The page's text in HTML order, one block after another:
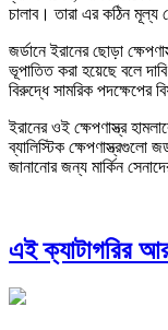
চালাব। তারা এর কঠিন মূল্য
জর্ডানে ইরানের ছোড়া
ভূপাতিত করা হয়েছে বলে
বিরুদ্ধে সামরিক পদক্ষেপের
ইরানের ওই ক্ষেপণাস্ত্র
ব্যালিস্টিক ক্ষেপণাস্ত্রগুলো
জানানোর জন্য মার্কিন
এই ক্যাটাগরির